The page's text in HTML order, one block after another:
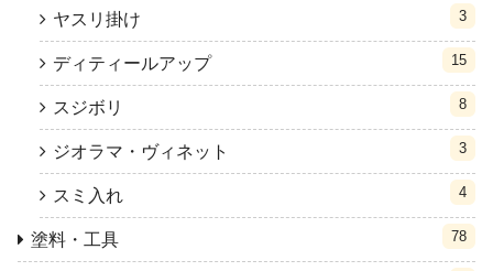
ヤスリ掛け 3
ディティールアップ 15
スジボリ 8
ジオラマ・ヴィネット 3
スミ入れ 4
塗料・工具 78